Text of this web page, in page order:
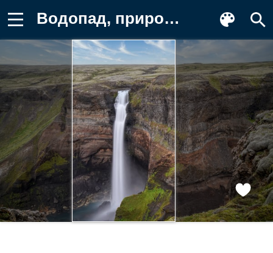
Водопад, природа, пейзаж, Исландия Обои для телефона